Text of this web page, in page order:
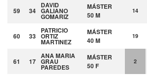
59 34
DAVID
GALIANO
GOMARIZ
MÁSTER
50 M
14
60 33
PATRICIO
ORTIZ
MARTINEZ
MÁSTER
40 M
19
61 17
ANA MARIA
GRAU
PAREDES
MÁSTER
50 F
2